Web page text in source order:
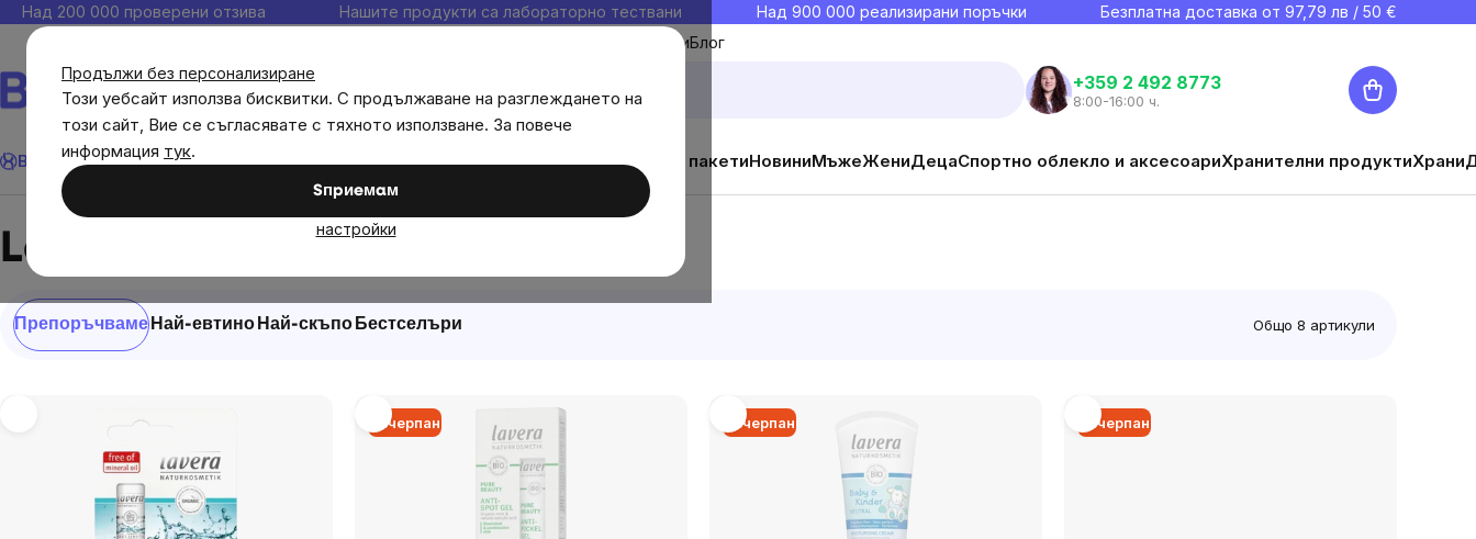
Продължи без персонализиране
Този уебсайт използва бисквитки. С продължаване на разглеждането на
този сайт, Вие се съгласявате с тяхното използване. За повече
информация тук.
Sпpиeмaм
настройки
Прескочи
към
съдържанието
Над 200 000 проверени отзива Нашите продукти са лабораторно тествани Над 900 000 реализирани поръчки Безплатна доставка от 97,79 лв / 50 €
Моите любимиБлог
+359 2 492 8773
8:00-16:00 ч.
Количка
Brainmax Имунитет Акции💪 WomenPowerЦелиДиетични добавкиИзгодни пакетиНовиниМъжеЖениДецаСпортно облекло и аксесоариХранителни продуктиХрани
Lavera
Сортиране
на
Препоръчваме Най-евтино Най-скъпо Бестселъри Общо 8 артикули
products
Изчерпан Изчерпан Изчерпан